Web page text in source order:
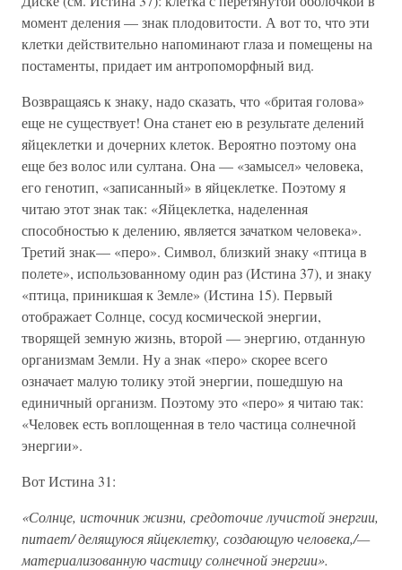
момент деления — знак плодовитости. А вот то, что эти
клетки действительно напоминают глаза и помещены на
постаменты, придает им антропоморфный вид.
Возвращаясь к знаку, надо сказать, что «бритая голова»
еще не существует! Она станет ею в результате делений
яйцеклетки и дочерних клеток. Вероятно поэтому она
еще без волос или султана. Она — «замысел» человека,
его генотип, «записанный» в яйцеклетке. Поэтому я
читаю этот знак так: «Яйцеклетка, наделенная
способностью к делению, является зачатком человека».
Третий знак— «перо». Символ, близкий знаку «птица в
полете», использованному один раз (Истина 37), и знаку
«птица, приникшая к Земле» (Истина 15). Первый
отображает Солнце, сосуд космической энергии,
творящей земную жизнь, второй — энергию, отданную
организмам Земли. Ну а знак «перо» скорее всего
означает малую толику этой энергии, пошедшую на
единичный организм. Поэтому это «перо» я читаю так:
«Человек есть воплощенная в тело частица солнечной
энергии».
Вот Истина 31:
«Солнце, источник жизни, средоточие лучистой энергии,
питает/ делящуюся яйцеклетку, создающую человека,/—
материализованную частицу солнечной энергии».